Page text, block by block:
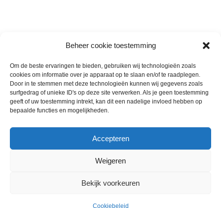
Beheer cookie toestemming
Om de beste ervaringen te bieden, gebruiken wij technologieën zoals
cookies om informatie over je apparaat op te slaan en/of te raadplegen.
Door in te stemmen met deze technologieën kunnen wij gegevens zoals
surfgedrag of unieke ID's op deze site verwerken. Als je geen toestemming
geeft of uw toestemming intrekt, kan dit een nadelige invloed hebben op
bepaalde functies en mogelijkheden.
Accepteren
Weigeren
Bekijk voorkeuren
Cookiebeleid
Wie zijn wij
Contact met onze inkoop
Klantenservice
Annuleer & Retourbeleid
Horeca-Groothandel
Wij gebruiken cookies om uw ervaring op onze
ex.
voorraad